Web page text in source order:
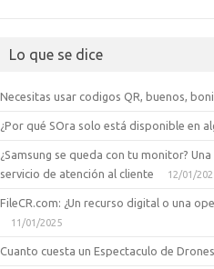
Lo que se dice
Necesitas usar codigos QR, buenos,
¿Por qué SOra solo está disponible en
¿Samsung se queda con tu monitor?
servicio de atención al cliente
12/01/
FileCR.com: ¿Un recurso digital o una
11/01/2025
Cuanto cuesta un Espectaculo de Drones